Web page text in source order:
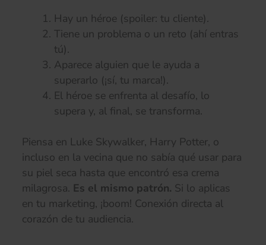
Hay un héroe (spoiler: tu cliente).
Tiene un problema o un reto (ahí entras
tú).
Aparece alguien que le ayuda a
superarlo (¡sí, tu marca!).
El héroe se enfrenta al desafío, lo
supera y, al final, se transforma.
Piensa en Luke Skywalker, Harry Potter, o
incluso en la vecina que no sabía qué usar para
su piel seca hasta que encontró esa crema
milagrosa. Es el mismo patrón. Si lo aplicas
en tu marketing, ¡boom! Conexión directa al
corazón de tu audiencia.